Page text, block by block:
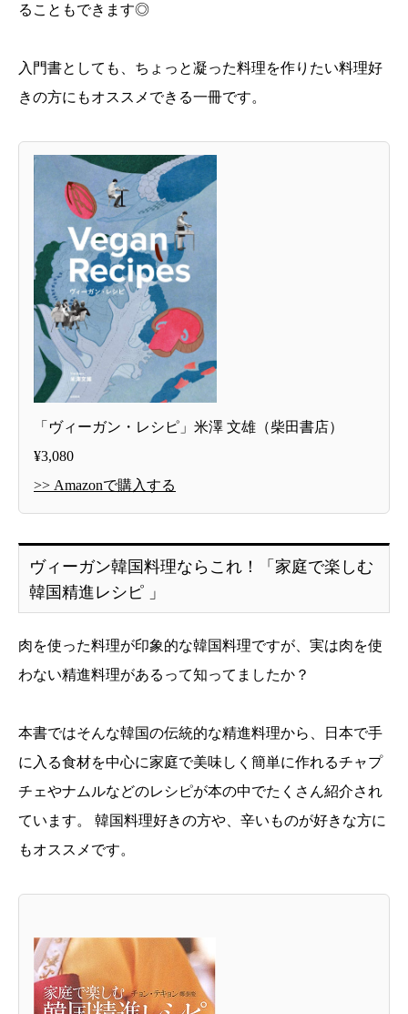
ることもできます◎
入門書としても、ちょっと凝った料理を作りたい料理好
きの方にもオススメできる一冊です。
「ヴィーガン・レシピ」米澤 文雄（柴田書店）
¥3,080
>> Amazonで購入する
ヴィーガン韓国料理ならこれ！「家庭で楽しむ
韓国精進レシピ 」
肉を使った料理が印象的な韓国料理ですが、実は肉を使
わない精進料理があるって知ってましたか？
本書ではそんな韓国の伝統的な精進料理から、日本で手
に入る食材を中心に家庭で美味しく簡単に作れるチャプ
チェやナムルなどのレシピが本の中でたくさん紹介され
ています。 韓国料理好きの方や、辛いものが好きな方に
もオススメです。